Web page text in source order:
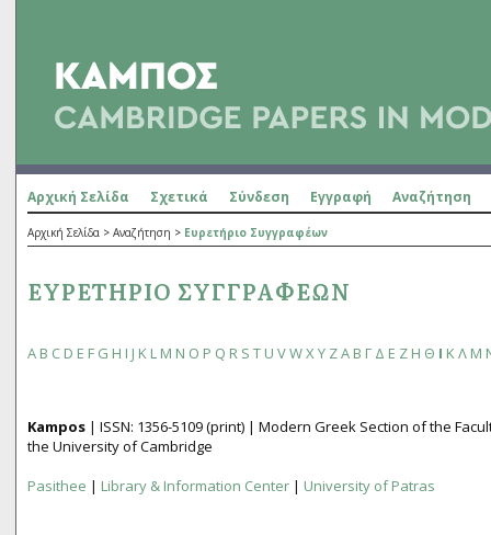
Αρχική Σελίδα Σχετικά Σύνδεση Εγγραφή Αναζήτηση
Αρχική Σελίδα > Αναζήτηση > Ευρετήριο Συγγραφέων
ΕΥΡΕΤΉΡΙΟ ΣΥΓΓΡΑΦΈΩΝ
A B C D E F G H I J K L M N O P Q R S T U VWXY ZΑ Β Γ Δ Ε Ζ Η Θ Ι ΚΛ Μ
Kampos | ISSN: 1356­-5109(print) | Modern Greek Section of the
the University of Cambridge
Pasithee | Library & Information Center | University of Patras